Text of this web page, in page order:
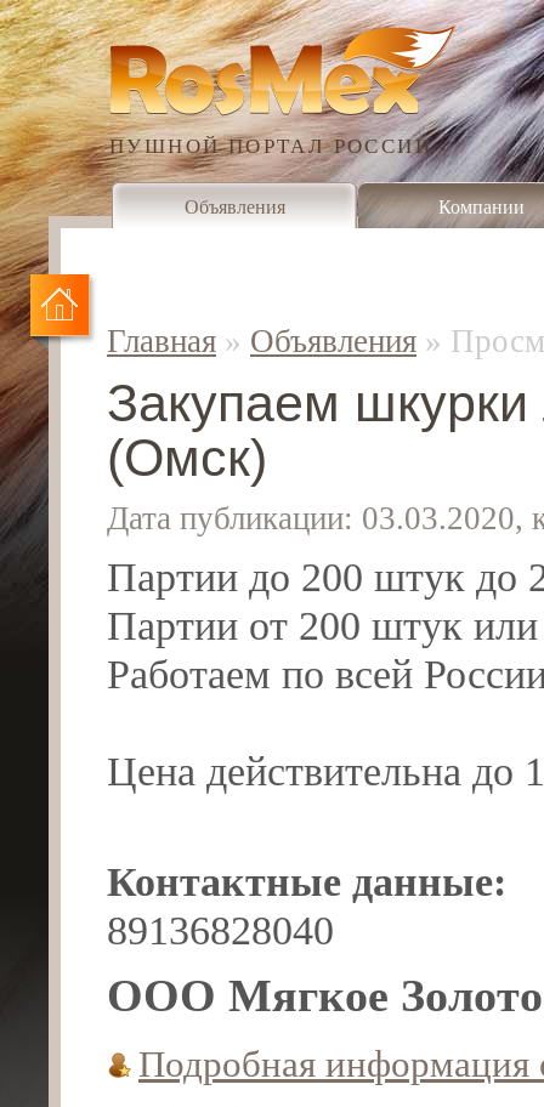
ПУШНОЙ ПОРТАЛ РОССИИ
Объявления Компании
Главная » Объявления »
Закупаем
(Омск)
Дата публикации: 03.03.2020,
Партии до 200 штук до
Партии от 200 штук
Работаем по всей
Цена действительна до
Контактные данные:
89136828040
ООО Мягкое Золото
Подробная